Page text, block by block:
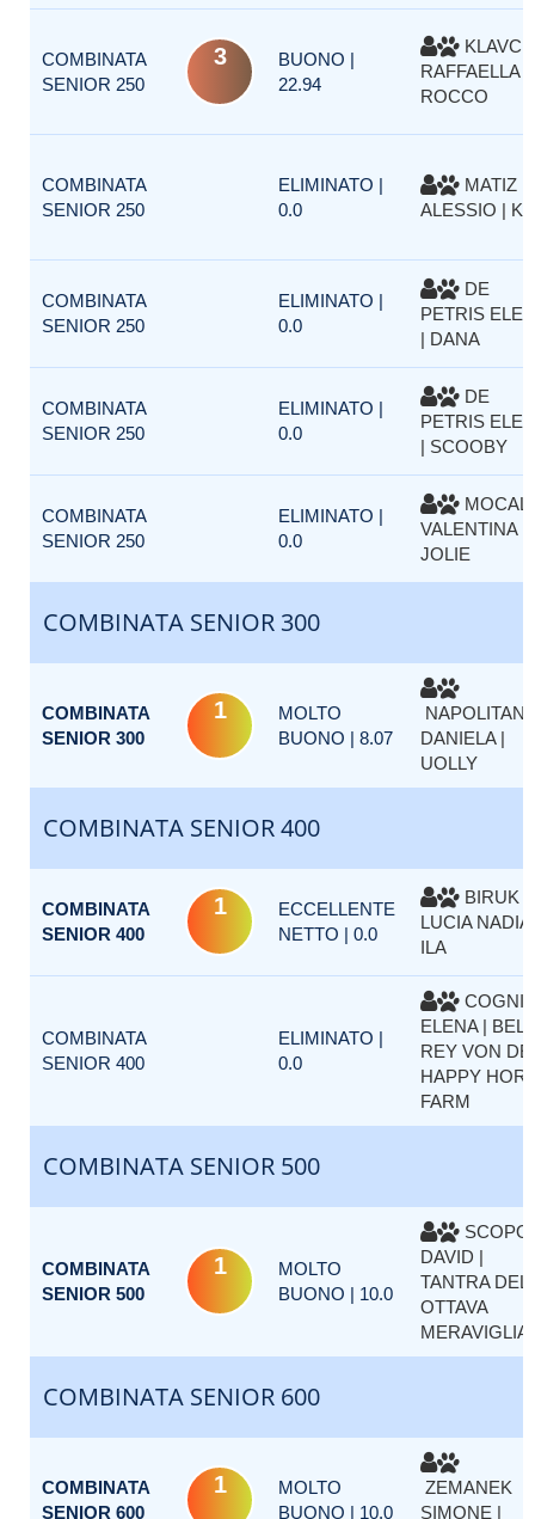
COMBINATA
SENIOR 250
3
BUONO |
22.94
RAFFAELLA |
ROCCO
COMBINATA
SENIOR 250
ELIMINATO |
0.0
MATIZ
ALESSIO |
COMBINATA
SENIOR 250
ELIMINATO |
0.0
DE
PETRIS
| DANA
COMBINATA
SENIOR 250
ELIMINATO |
0.0
DE
PETRIS
| SCOOBY
COMBINATA
SENIOR 250
ELIMINATO |
0.0
MOCALI
VALENTINA |
JOLIE
COMBINATA SENIOR 300
COMBINATA
SENIOR 300
1
MOLTO
BUONO | 8.07
DANIELA |
UOLLY
COMBINATA SENIOR 400
COMBINATA
SENIOR 400
1
ECCELLENTE
NETTO | 0.0
BIRUK
LUCIA NADIA
ILA
COMBINATA
SENIOR 400
ELIMINATO |
0.0
COGNI
ELENA |
REY VON
HAPPY
FARM
COMBINATA SENIOR 500
COMBINATA
SENIOR 500
1
MOLTO
BUONO | 10.0
DAVID |
TANTRA
OTTAVA
MERAVIGLIA
COMBINATA SENIOR 600
COMBINATA
SENIOR 600
1
MOLTO
BUONO | 10.0
ZEMANEK
SIMONE |